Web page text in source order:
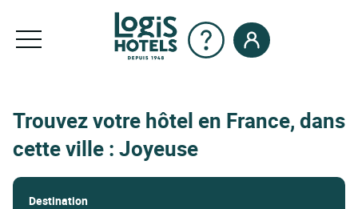
Trouvez votre hôtel en France, dans
cette ville : Joyeuse
Destination